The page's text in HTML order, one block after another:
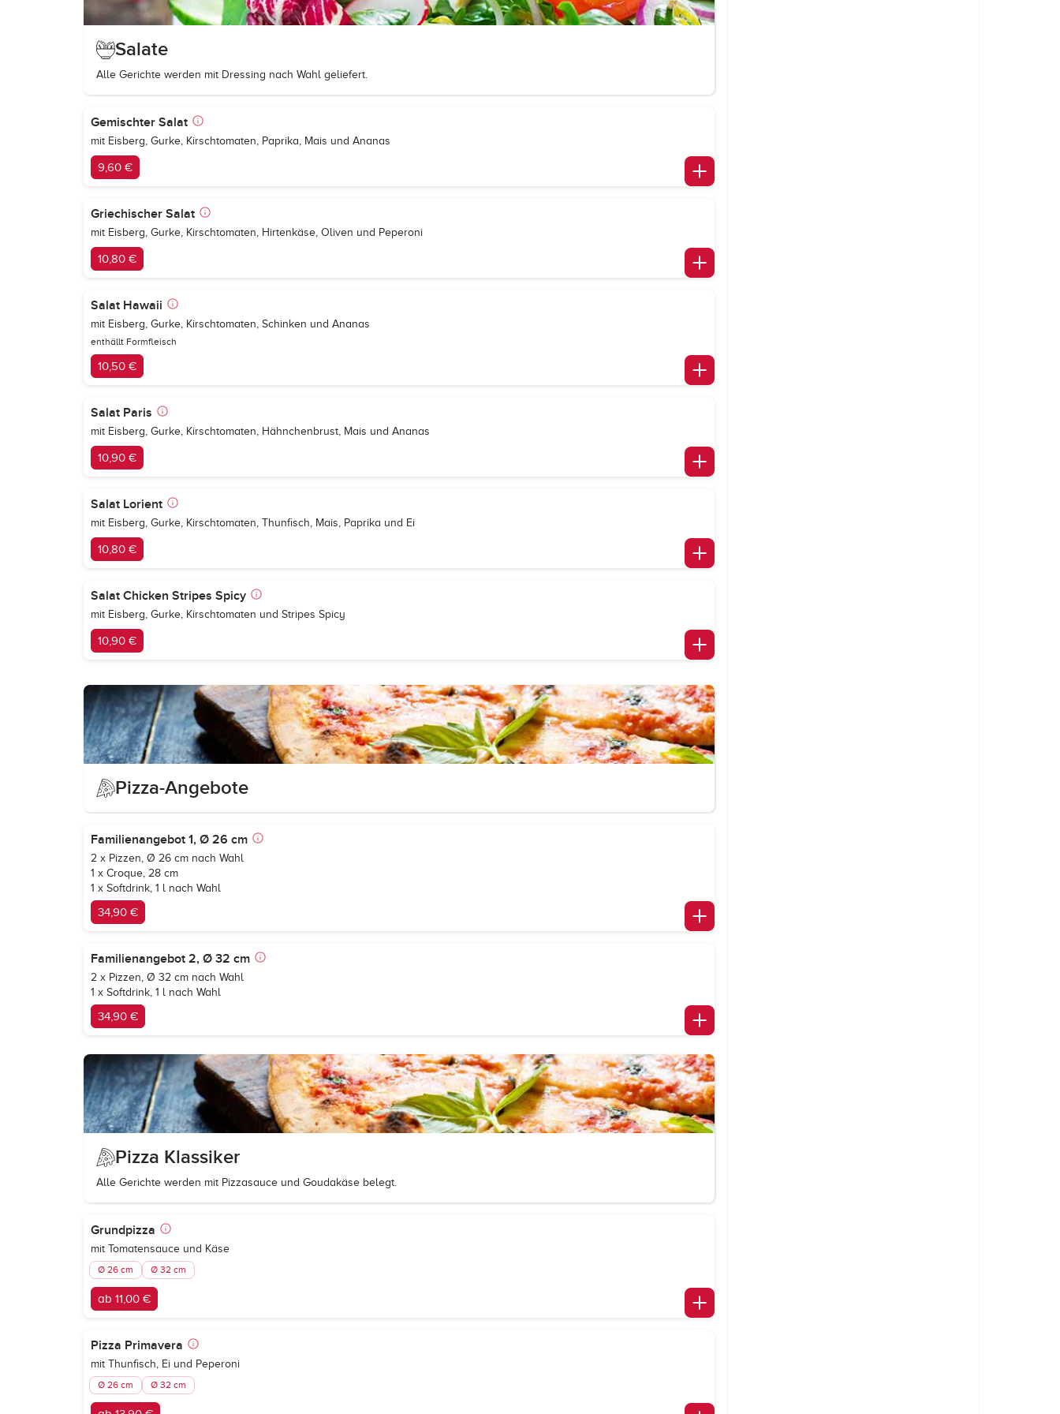
Salate
Alle Gerichte werden mit Dressing nach Wahl geliefert.
Gemischter Salat
mit Eisberg, Gurke, Kirschtomaten, Paprika, Mais und Ananas
9,60 €
Griechischer Salat
mit Eisberg, Gurke, Kirschtomaten, Hirtenkäse, Oliven und Peperoni
10,80 €
Salat Hawaii
mit Eisberg, Gurke, Kirschtomaten, Schinken und Ananas
enthällt Formfleisch
10,50 €
Salat Paris
mit Eisberg, Gurke, Kirschtomaten, Hähnchenbrust, Mais und Ananas
10,90 €
Salat Lorient
mit Eisberg, Gurke, Kirschtomaten, Thunfisch, Mais, Paprika und Ei
10,80 €
Salat Chicken Stripes Spicy
mit Eisberg, Gurke, Kirschtomaten und Stripes Spicy
10,90 €
Pizza-Angebote
Familienangebot 1, Ø 26 cm
2 x Pizzen, Ø 26 cm nach Wahl
1 x Croque, 28 cm
1 x Softdrink, 1 l nach Wahl
34,90 €
Familienangebot 2, Ø 32 cm
2 x Pizzen, Ø 32 cm nach Wahl
1 x Softdrink, 1 l nach Wahl
34,90 €
Pizza Klassiker
Alle Gerichte werden mit Pizzasauce und Goudakäse belegt.
Grundpizza
mit Tomatensauce und Käse
Ø 26 cm Ø 32 cm
ab 11,00 €
Pizza Primavera
mit Thunfisch, Ei und Peperoni
Ø 26 cm Ø 32 cm